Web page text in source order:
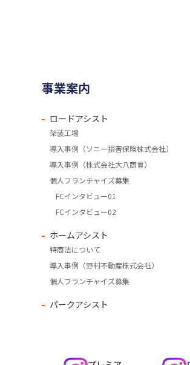
事業案内
ロードアシスト
架装工場
導入事例（ソニー損害保険株式会社）
導入事例（株式会社大八商會）
個人フランチャイズ募集
FCインタビュー01
FCインタビュー02
ホームアシスト
特商法について
導入事例（野村不動産株式会社）
個人フランチャイズ募集
パークアシスト